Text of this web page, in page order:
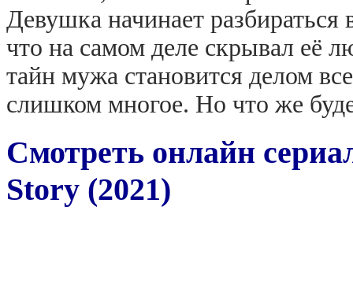
Девушка начинает
что на самом деле скрывал её
тайн мужа становится делом
слишком многое. Но что же
Смотреть онлайн
Story (2021)